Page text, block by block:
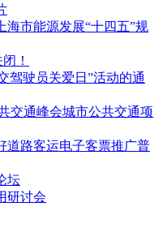
海市能源发展“十四五”规
！
驾驶员关爱日”活动的通
交通峰会城市公共交通项
道路客运电子客票推广普
坛
研讨会